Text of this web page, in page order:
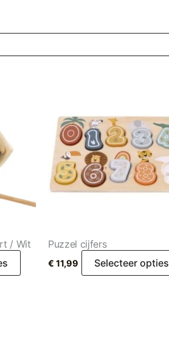
/ Wit Puzzel cijfers
€ 11,99 Selecteer opties